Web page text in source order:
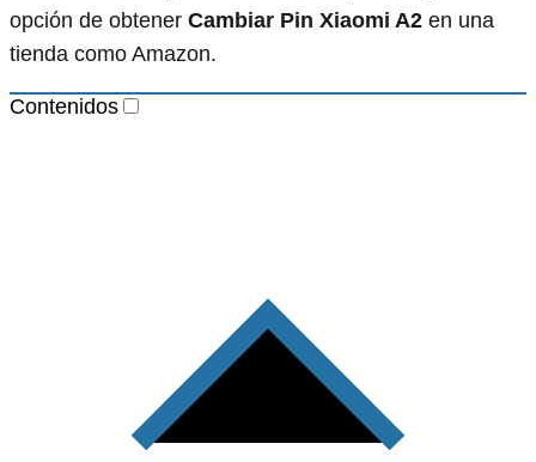
opción de obtener Cambiar Pin Xiaomi A2 en una
tienda como Amazon.
Contenidos